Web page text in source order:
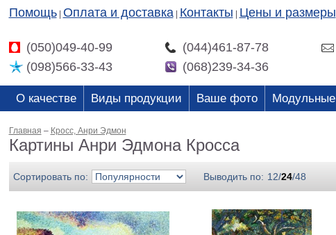
Помощь Оплата и доставка Контакты Цены и размеры
(050)049-40-99 (044)461-87-78
(098)566-33-43
(068)239-34-36
О качестве Виды продукции Ваше фото Модульные
Главная – Кросс, Анри Эдмон
Картины Анри Эдмона Кросса
Сортировать по: Выводить по: 12/24/48